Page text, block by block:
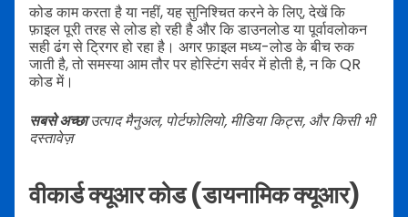
कोड काम करता है या नहीं, यह सुनिश्चित करने के लिए, देखें कि
फ़ाइल पूरी तरह से लोड हो रही है और कि डाउनलोड या पूर्वावलोकन
सही ढंग से ट्रिगर हो रहा है। अगर फ़ाइल मध्य-लोड के बीच रुक
जाती है, तो समस्या आम तौर पर होस्टिंग सर्वर में होती है, न कि QR
कोड में।
सबसे अच्छाउत्पाद मैनुअल, पोर्टफोलियो, मीडिया किट्स, और किसी भी
दस्तावेज़
वीकार्ड क्यूआर कोड (डायनामिक क्यूआर)